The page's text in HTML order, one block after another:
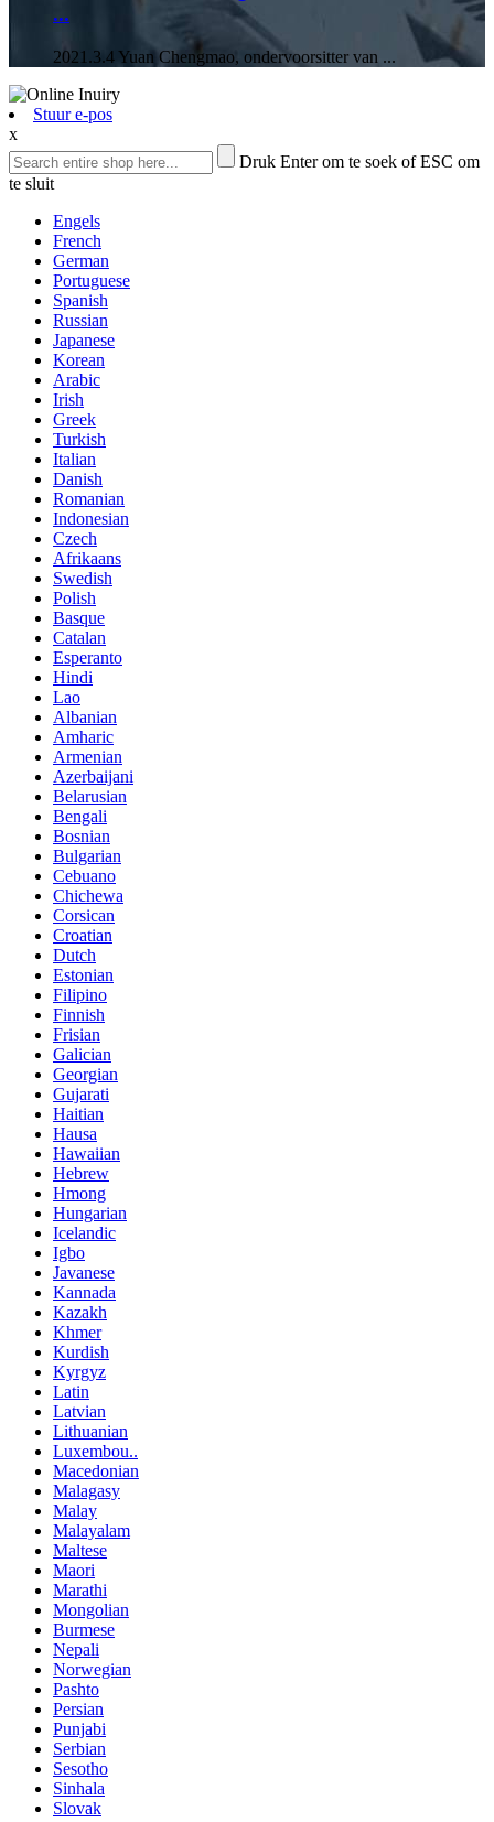
...
2021.3.4 Yuan Chengmao, ondervoorsitter van ...
Stuur e-pos
x
Druk Enter om te soek of ESC om
te sluit
Engels
French
German
Portuguese
Spanish
Russian
Japanese
Korean
Arabic
Irish
Greek
Turkish
Italian
Danish
Romanian
Indonesian
Czech
Afrikaans
Swedish
Polish
Basque
Catalan
Esperanto
Hindi
Lao
Albanian
Amharic
Armenian
Azerbaijani
Belarusian
Bengali
Bosnian
Bulgarian
Cebuano
Chichewa
Corsican
Croatian
Dutch
Estonian
Filipino
Finnish
Frisian
Galician
Georgian
Gujarati
Haitian
Hausa
Hawaiian
Hebrew
Hmong
Hungarian
Icelandic
Igbo
Javanese
Kannada
Kazakh
Khmer
Kurdish
Kyrgyz
Latin
Latvian
Lithuanian
Luxembou..
Macedonian
Malagasy
Malay
Malayalam
Maltese
Maori
Marathi
Mongolian
Burmese
Nepali
Norwegian
Pashto
Persian
Punjabi
Serbian
Sesotho
Sinhala
Slovak